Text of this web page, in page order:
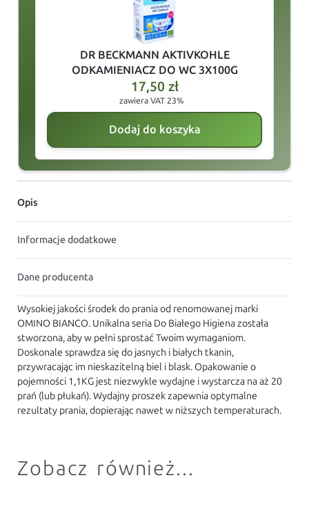
DR BECKMANN AKTIVKOHLE
ODKAMIENIACZ DO WC 3X100G
17,50 zł
zawiera VAT 23%
Dodaj do koszyka
Opis
Informacje dodatkowe
Dane producenta
Wysokiej jakości środek do prania od renomowanej marki
OMINO BIANCO. Unikalna seria Do Białego Higiena została
stworzona, aby w pełni sprostać Twoim wymaganiom.
Doskonale sprawdza się do jasnych i białych tkanin,
przywracając im nieskazitelną biel i blask. Opakowanie o
pojemności 1,1KG jest niezwykle wydajne i wystarcza na aż 20
prań (lub płukań). Wydajny proszek zapewnia optymalne
rezultaty prania, dopierając nawet w niższych temperaturach.
Zobacz również...